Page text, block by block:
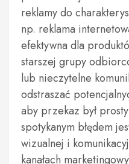
reklamy do
np. reklama
efektywna dla
starszej grupy
lub nieczytelne
odstraszać
aby przekaz był
spotykanym błędem
wizualnej i
kanałach